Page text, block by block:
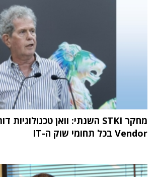
Vendor בכל תחומי שוק ה-IT